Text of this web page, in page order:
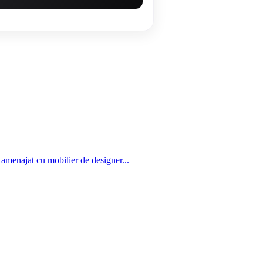
cu mobilier de designer...